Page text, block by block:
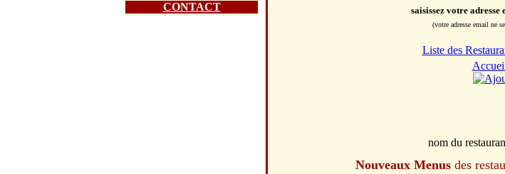
CONTACT saisissez votre adresse
(votre adresse email ne
Liste des
nom du
Nouveaux Menusdes